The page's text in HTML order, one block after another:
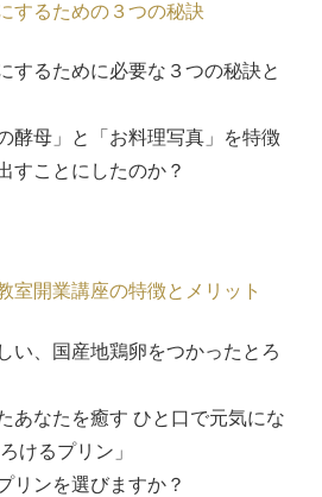
するための３つの秘訣
するために必要な３つの秘訣と
酵母」と「お料理写真」を特徴
すことにしたのか？
室開業講座の特徴とメリット
い、国産地鶏卵をつかったとろ
あなたを癒す ひと口で元気にな
けるプリン」
リンを選びますか？